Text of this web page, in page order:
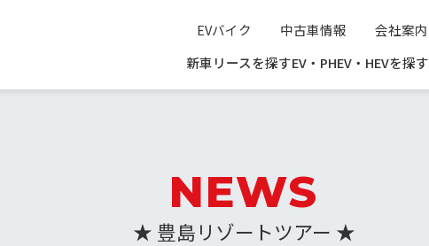
EVバイク 中古車情報 会社案内
新車リースを探すEV・PHEV・HEVを探す
NEWS
★ 豊島リゾートツアー ★